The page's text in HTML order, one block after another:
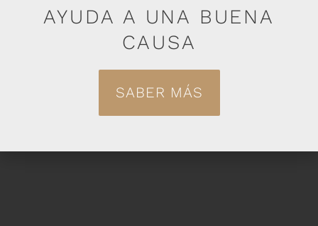
HOMBRE
AYUDA A UNA BUENA
CAUSA
SABER MÁS